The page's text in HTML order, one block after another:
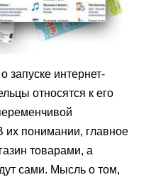
запуске интернет-
относятся к его
их понимании, главное
товарами, а
сами. Мысль о том,